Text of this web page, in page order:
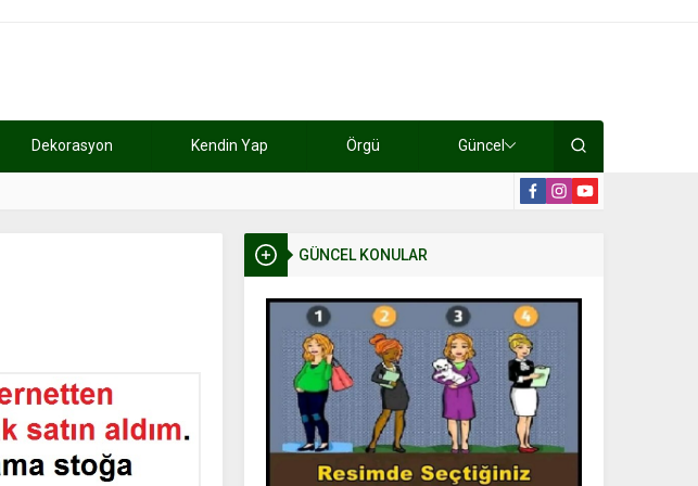
Dekorasyon Kendin Yap Örgü Güncel
GÜNCEL KONULAR